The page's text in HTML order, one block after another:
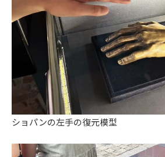
ショパンの左手の復元模型